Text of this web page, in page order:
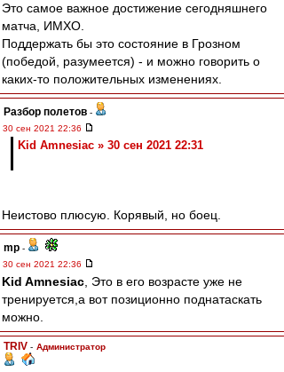
Это самое важное достижение сегодняшнего
матча, ИМХО.
Поддержать бы это состояние в Грозном
(победой, разумеется) - и можно говорить о
каких-то положительных изменениях.
Разбор полетов -
30 сен 2021 22:36
Kid Amnesiac » 30 сен 2021 22:31
Неистово плюсую. Корявый, но боец.
mp -
30 сен 2021 22:36
Kid Amnesiac , Это в его возрасте уже не
тренируется,а вот позиционно поднатаскать
можно.
TRIV - Администратор